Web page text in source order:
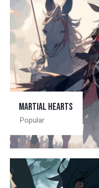
Martial hearts
Popular